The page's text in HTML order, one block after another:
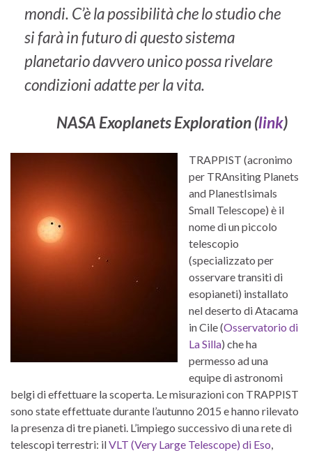
mondi. C’è la possibilità che lo studio che
si farà in futuro di questo sistema
planetario davvero unico possa rivelare
condizioni adatte per la vita.
NASA Exoplanets Exploration (link)
TRAPPIST (acronimo
per TRAnsiting Planets
and PlanestIsimals
Small Telescope) è il
nome di un piccolo
telescopio
(specializzato per
osservare transiti di
esopianeti) installato
nel deserto di Atacama
in Cile (Osservatorio di
La Silla) che ha
permesso ad una
equipe di astronomi
belgi di effettuare la scoperta. Le misurazioni con TRAPPIST
sono state effettuate durante l’autunno 2015 e hanno rilevato
la presenza di tre pianeti. L’impiego successivo di una rete di
telescopi terrestri: ilVLT (Very Large Telescope) di Eso